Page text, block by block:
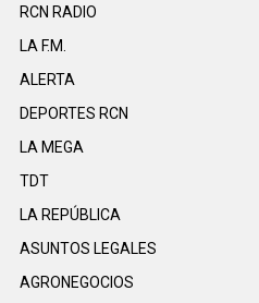
RCN RADIO
LA F.M.
ALERTA
DEPORTES RCN
LA MEGA
TDT
LA REPÚBLICA
ASUNTOS LEGALES
AGRONEGOCIOS